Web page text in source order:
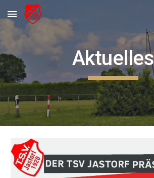
Skip to main content
Aktuelles